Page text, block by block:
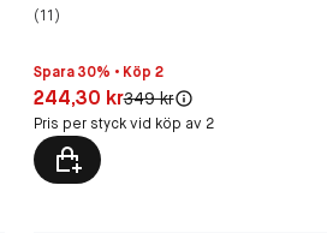
(11)
Spara 30% • Köp 2
Pris: 244,30 kr
244,30 krOriginal pris:
349 kr
Pris per styck vid köp av 2